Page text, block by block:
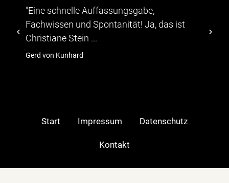
Ja, das ist
"...Die Teilnehmer zeigten
abwechslungsreichen
Start Impressum Datenschutz
Kontakt